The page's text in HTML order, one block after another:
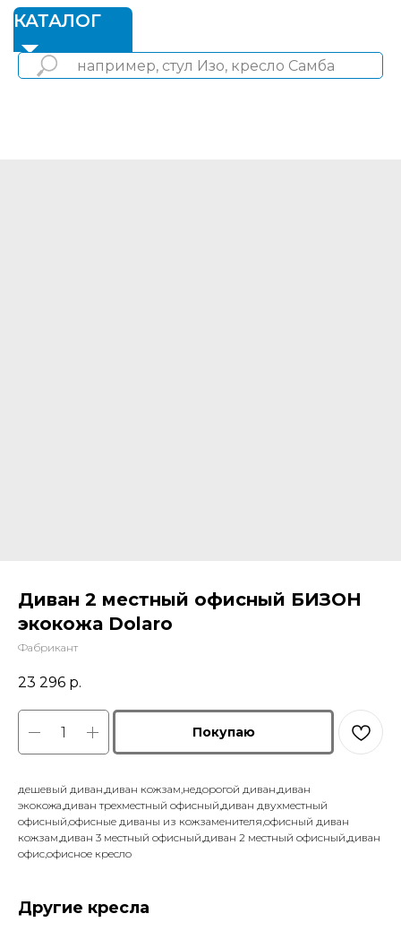
КАТАЛОГ
Диван 2 местный офисный БИЗОН
экокожа Dolaro
Фабрикант
23 296 р.
Покупаю
дешевый диван,диван кожзам,недорогой диван,диван
экокожа,диван трехместный офисный,диван двухместный
офисный,офисные диваны из кожзаменителя,офисный диван
кожзам,диван 3 местный офисный,диван 2 местный офисный,диван
офис,офисное кресло
Другие кресла